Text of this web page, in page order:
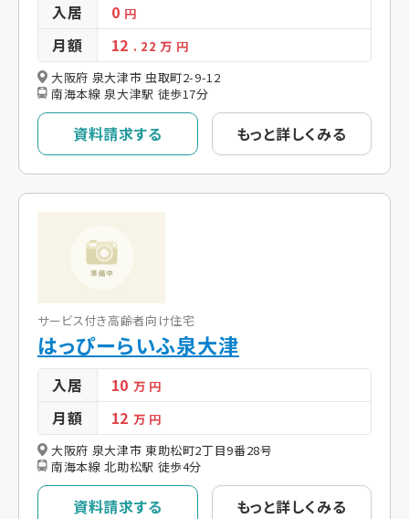
入居 0 円
月額 12 . 22万 円
大阪府 泉大津市 虫取町2-9-12
南海本線 泉大津駅 徒歩17分
資料請求する もっと詳しくみる
サービス付き高齢者向け住宅
はっぴーらいふ泉大津
入居 10万 円
月額 12万 円
大阪府 泉大津市 東助松町2丁目9番28号
南海本線 北助松駅 徒歩4分
資料請求する もっと詳しくみる